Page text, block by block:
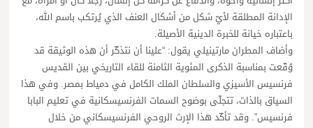
الإدانة المطلقة لأيّ شكل من أشكال العنف الذي يُرتكب باسم الله،
باعتباره خيانة للخبرة الدينية الأصيلة.
وأضاف المطران مارتينيلي يقول: “علينا أن نتذكّر أن هذه الوثيقة قد
وُقّعت بمناسبة الذكرى المئوية الثامنة للقاء التاريخي بين القديس
فرنسيس الأسيزي والسلطان الملك الكامل في دمياط بمصر. وفي هذا
السياق بالذات، تتجلّى بوضوح السمات الفرنسيسكانية في تعليم البابا
فرنسيس”. وقد تأكّد هذا الإرث الروحي الفرنسيسكاني من خلال